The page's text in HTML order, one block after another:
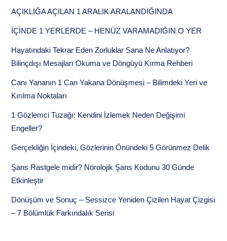
AÇIKLIĞA AÇILAN 1 ARALIK ARALANDIĞINDA
İÇİNDE 1 YERLERDE – HENÜZ VARAMADIĞIN O YER
Hayatındaki Tekrar Eden Zorluklar Sana Ne Anlatıyor?
Bilinçdışı Mesajları Okuma ve Döngüyü Kırma Rehberi
Canı Yananın 1 Can Yakana Dönüşmesi – Bilimdeki Yeri ve
Kırılma Noktaları
1 Gözlemci Tuzağı: Kendini İzlemek Neden Değişimi
Engeller?
Gerçekliğin İçindeki, Gözlerinin Önündeki 5 Görünmez Delik
Şans Rastgele midir? Nörolojik Şans Kodunu 30 Günde
Etkinleştir
Dönüşüm ve Sonuç – Sessizce Yeniden Çizilen Hayat Çizgisi
– 7 Bölümlük Farkındalık Serisi